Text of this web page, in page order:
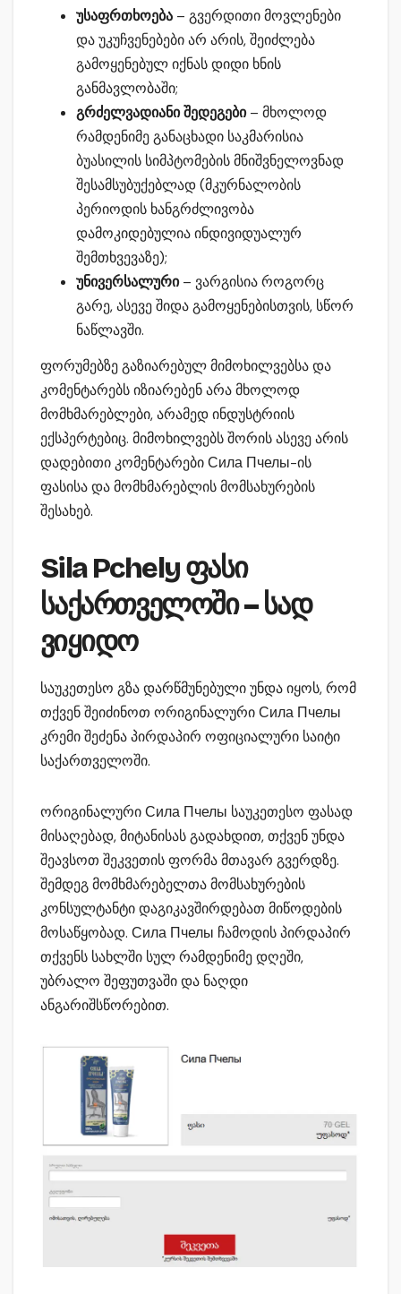
უსაფრთხოება – გვერდითი მოვლენები
და უკუჩვენებები არ არის, შეიძლება
გამოყენებულ იქნას დიდი ხნის
განმავლობაში;
გრძელვადიანი შედეგები– მხოლოდ
რამდენიმე განაცხადი საკმარისია
ბუასილის სიმპტომების მნიშვნელოვნად
შესამსუბუქებლად (მკურნალობის
პერიოდის ხანგრძლივობა
დამოკიდებულია ინდივიდუალურ
შემთხვევაზე);
უნივერსალური– ვარგისია როგორც
გარე, ასევე შიდა გამოყენებისთვის, სწორ
ნაწლავში.
ფორუმებზე გაზიარებულ მიმოხილვებსა და
კომენტარებს იზიარებენ არა მხოლოდ
მომხმარებლები, არამედ ინდუსტრიის
ექსპერტებიც. მიმოხილვებს შორის ასევე არის
დადებითი კომენტარები Сила Пчелы-ის
ფასისა და მომხმარებლის მომსახურების
შესახებ.
Sila Pchely ფასი
საქართველოში – სად
ვიყიდო
საუკეთესო გზა დარწმუნებული უნდა იყოს, რომ
თქვენ შეიძინოთ ორიგინალური Сила Пчелы
კრემი შეძენა პირდაპირ ოფიციალური საიტი
საქართველოში.
ორიგინალური Сила Пчелы საუკეთესო ფასად
მისაღებად, მიტანისას გადახდით, თქვენ უნდა
შეავსოთ შეკვეთის ფორმა მთავარ გვერდზე.
შემდეგ მომხმარებელთა მომსახურების
კონსულტანტი დაგიკავშირდებათ მიწოდების
მოსაწყობად. Сила Пчелы ჩამოდის პირდაპირ
თქვენს სახლში სულ რამდენიმე დღეში,
უბრალო შეფუთვაში და ნაღდი
ანგარიშსწორებით.